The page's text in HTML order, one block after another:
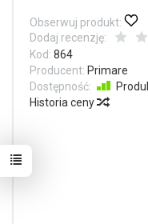
Obserwuj produkt:
Dodaj recenzję:
Kod: 864
Producent: Primare
Dostępność:
Historia ceny